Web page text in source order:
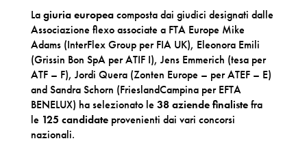
Lagiuria europeacomposta dai giudici designati dalle
Associazione flexo associate a FTA Europe Mike
Adams (InterFlex Group per FIA UK), Eleonora Emili
(Grissin Bon SpA per ATIF I), Jens Emmerich (tesa per
ATF – F), Jordi Quera (Zonten Europe – per ATEF – E)
and Sandra Schorn (FrieslandCampina per EFTA
BENELUX) ha selezionato le 38 aziende finalistefra
le 125 candidateprovenienti dai vari concorsi
nazionali.